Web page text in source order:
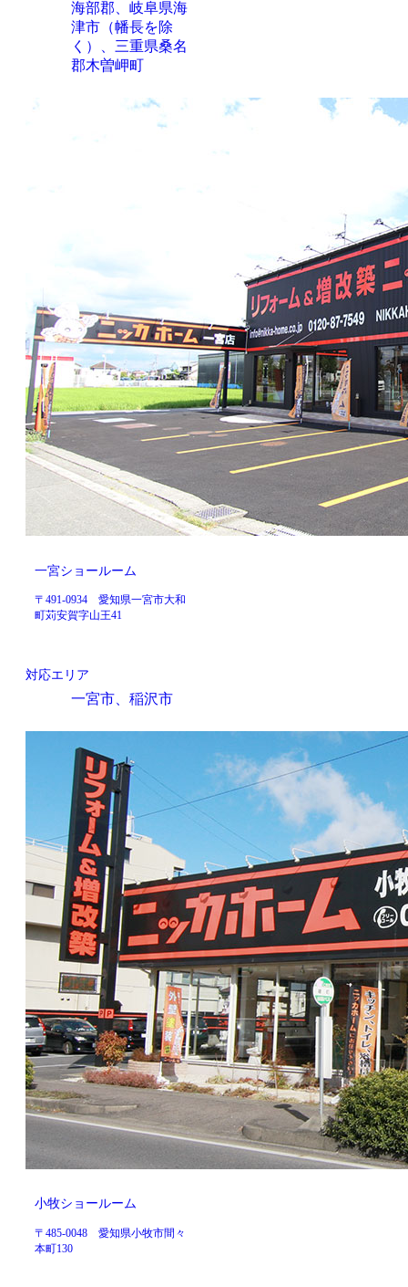
海部郡、岐阜県海
津市（幡長を除
く）、三重県桑名
郡木曽岬町
一宮ショールーム
〒491-0934 愛知県一宮市大和
町苅安賀字山王41
対応エリア
一宮市、稲沢市
小牧ショールーム
〒485-0048 愛知県小牧市間々
本町130